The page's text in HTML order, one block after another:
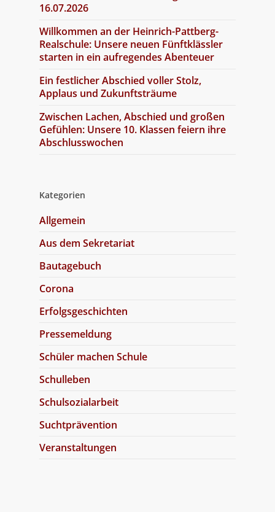
16.07.2026
Willkommen an der Heinrich-Pattberg-
Realschule: Unsere neuen Fünftklässler
starten in ein aufregendes Abenteuer
Ein festlicher Abschied voller Stolz,
Applaus und Zukunftsträume
Zwischen Lachen, Abschied und großen
Gefühlen: Unsere 10. Klassen feiern ihre
Abschlusswochen
Kategorien
Allgemein
Aus dem Sekretariat
Bautagebuch
Corona
Erfolgsgeschichten
Pressemeldung
Schüler machen Schule
Schulleben
Schulsozialarbeit
Suchtprävention
Veranstaltungen